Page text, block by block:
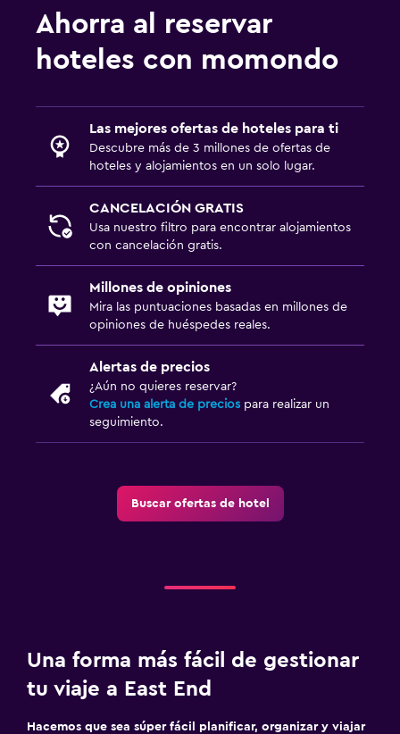
Ahorra al reservar
hoteles con momondo
Las mejores ofertas de hoteles para ti
Descubre más de 3 millones de ofertas de
hoteles y alojamientos en un solo lugar.
CANCELACIÓN GRATIS
Usa nuestro filtro para encontrar alojamientos
con cancelación gratis.
Millones de opiniones
Mira las puntuaciones basadas en millones de
opiniones de huéspedes reales.
Alertas de precios
¿Aún no quieres reservar?
Crea una alerta de precios para realizar un
seguimiento.
Buscar ofertas de hotel
Una forma más fácil de gestionar
tu viaje a East End
Hacemos que sea súper fácil planificar, organizar y viajar